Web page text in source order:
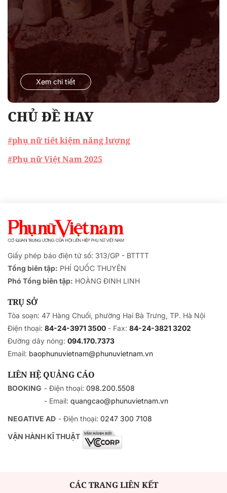
Xem chi tiết
CHỦ ĐỀ HAY
#phụ nữ tiết kiệm năng lượng
#Phụ nữ Việt Nam 2025
Giấy phép báo điện tử số: 313/GP - BTTTT
Tổng biên tập: PHÍ QUỐC THUYÊN
Phó Tổng biên tập: HOÀNG ĐINH LINH
TRỤ SỞ
Tòa soạn: 47 Hàng Chuối, phường Hai Bà Trưng, TP. Hà Nội
Điện thoại: 84-24-3971 3500 - Fax: 84-24-3821 3202
Đường dây nóng: 094.170.7373
Email: baophunuvietnam@phunuvietnam.vn
LIÊN HỆ QUẢNG CÁO
BOOKING - Điện thoại: 098.200.5508
- Email: quangcao@phunuvietnam.vn
NEGATIVE AD - Điện thoại: 0247 300 7108
VẬN HÀNH KĨ THUẬT
CÁC TRANG LIÊN KẾT